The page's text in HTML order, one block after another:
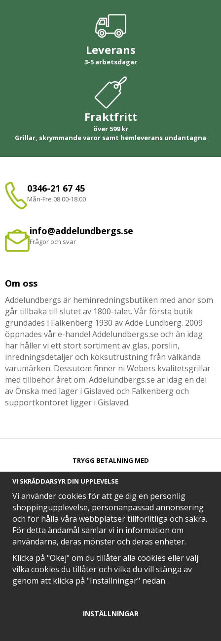
Leverans
3-5 arbetsdagar
Fraktfritt
över 599 kr
Grillar, skrymmande varor samt hemleverans undantagna
0346-21 67 45
Mån-Fre 08.00-18.00
info@addelundbergs.se
Frågor och svar
Om oss
Addelundbergs är heminredningsbutiken med anor som
går tillbaka till slutet av 1800-talet. Vår första butik
grundades i Falkenberg 1930 av Adde Lundberg. 2009
öppnades vår e-handel Addelundbergs.se och än idag
har håller vi ett stort sortiment av glas, porslin,
inredningsdetaljer och köksutrustning från välkända
varumärken. Dessutom finner ni Webers kvalitetsgrillar
med tillbehör året om. Addelundbergs.se är idag en del
av Önska med lager i Gislaved och Falkenberg och
supportkontoret ligger i Gislaved.
TRYGG BETALNING MED​
SNABB LEVERANS MED
EN DEL AV
VI SKRÄDDARSYR DIN UPPLEVELSE
Vi använder cookies för att ge dig en personlig
shoppingupplevelse, personanpassad annonsering
och för hålla våra webbplatser tillförlitliga och säkra.
För detta ändamål samlar vi in information om
användarna, deras mönster och deras enheter.
Klicka på "Okej" om du tillåter alla cookies eller välj
vilka cookies du tillåter och vilka du vill stänga av
genom att klicka på "Inställningar" nedan.
INSTÄLLNINGAR